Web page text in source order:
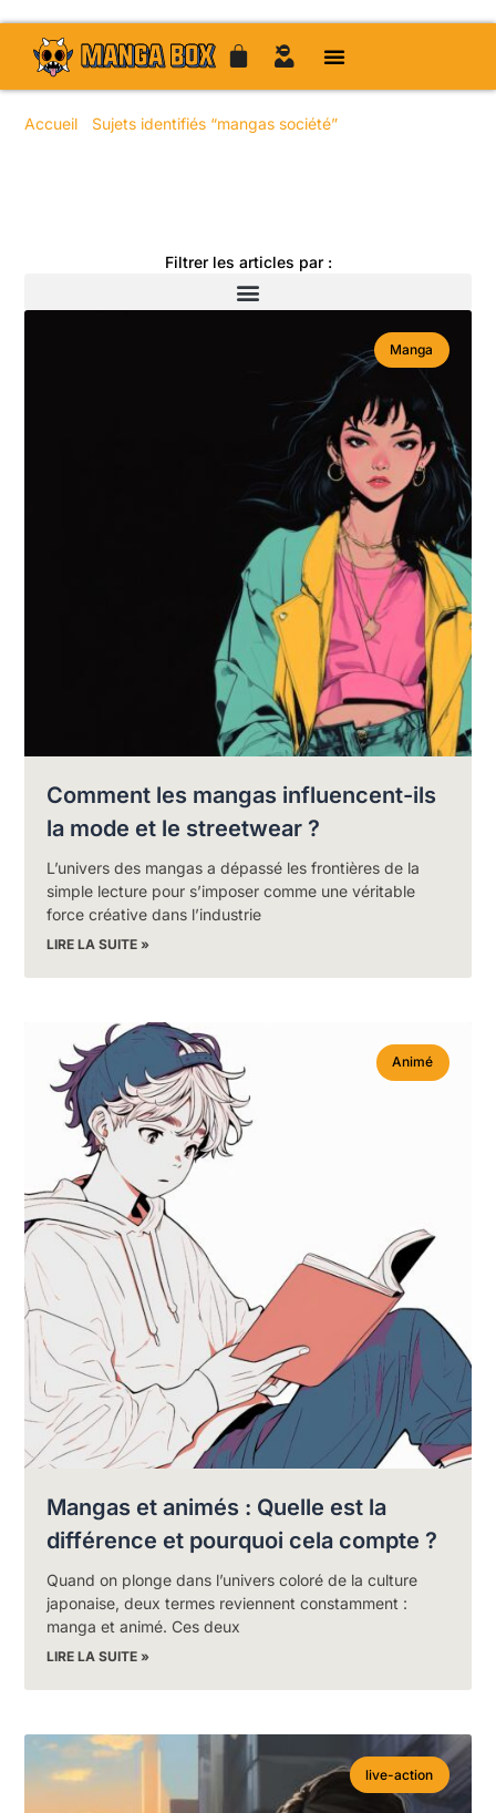
Accueil Sujets identifiés “mangas société”
Filtrer les articles par :
Manga
Comment les mangas influencent-ils
la mode et le streetwear ?
L’univers des mangas a dépassé les frontières de la
simple lecture pour s’imposer comme une véritable
force créative dans l’industrie
LIRE LA SUITE »
Animé
Mangas et animés : Quelle est la
différence et pourquoi cela compte ?
Quand on plonge dans l’univers coloré de la culture
japonaise, deux termes reviennent constamment :
manga et animé. Ces deux
LIRE LA SUITE »
live-action